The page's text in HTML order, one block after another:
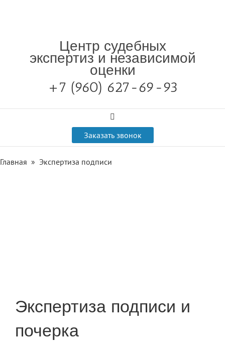
Центр судебных
экспертиз и независимой
оценки
+7 (960) 627-69-93

Заказать звонок
Главная » Экспертиза подписи
Экспертиза подписи и
почерка